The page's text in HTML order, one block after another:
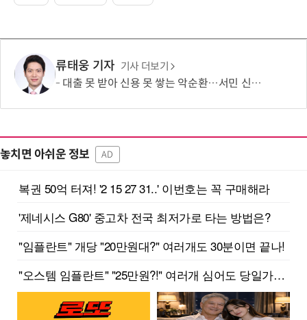
류태웅 기자 기사 더보기
대출 못 받아 신용 못 쌓는 악순환…서민 신용평가 사각지대 메운다
놓치면 아쉬운 정보 AD